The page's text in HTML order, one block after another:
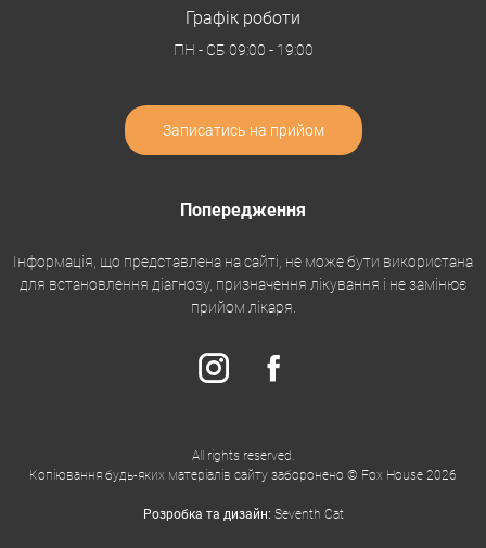
Графік роботи
ПН - СБ 09:00 - 19:00
Записатись на прийом
Попередження
Інформація, що представлена на сайті, не може бути використана
для встановлення діагнозу, призначення лікування і не замінює
прийом лікаря.
All rights reserved.
Копіювання будь-яких матеріалів сайту заборонено © Fox House 2026
Розробка та дизайн: Seventh Cat